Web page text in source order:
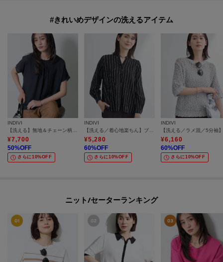
#きれいめデザインの洗えるアイテム
INDIVI
【洗える】無地＆チェーン柄 ギャザートップス
¥7,700
50%OFF
さらに10%OFF
INDIVI
【洗える／着心地楽ちん】ブラウス風ストライプカットソートップス
¥5,280
60%OFF
さらに10%OFF
INDIVI
¥6,160
60%OFF
さらに10%OFF
ニット/セーターランキング